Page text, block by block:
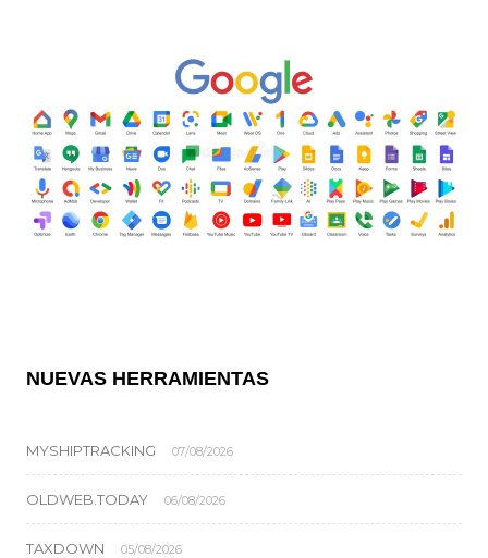
NUEVAS HERRAMIENTAS
MYSHIPTRACKING 07/08/2026
OLDWEB.TODAY 06/08/2026
TAXDOWN 05/08/2026